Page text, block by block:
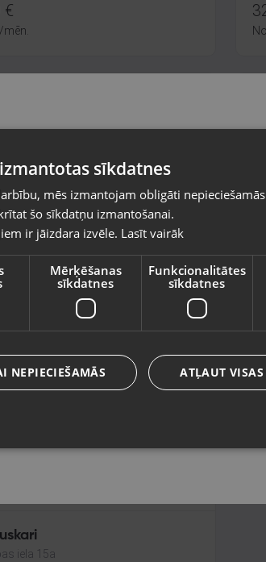
€
/mēn. No
(Garantija 24 mēneši)
€/mēn.
iela 15a
būs attēlots izvēlētajā valodā
/ Latvian
sīkdatnes
mēs izmantojam obligāti
šo sīkdatņu izmantošanai.
ir jāizdara izvēle. Lasīt vairāk
Mērķēšanas
sīkdatnes
Funkcionalitātes
sīkdatnes
ATĻAUT
NEPIECIEŠAMĀS